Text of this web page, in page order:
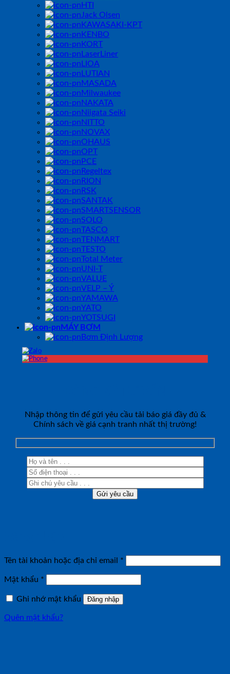
HTI
Jack Olsen
KAWASAKI-KPT
KENBO
KORT
LaserLiner
LIOA
LUTIAN
MASADA
Milwaukee
NAKATA
Niigata Seiki
NITTO
NOVAX
OHAUS
OPT
PCE
Regeltex
RION
RSK
SANTAK
SMARTSENSOR
SOLO
TASCO
TENMART
TESTO
Total Meter
UNI-T
VALUE
VELP – Ý
YAMAWA
YATO
YOTSUGI
MÁY BƠM
Bơm Định Lượng
Nhập thông tin để gửi yêu cầu tải báo giá đầy đủ &
Chính sách về giá cạnh tranh nhất thị trường!
Tên tài khoản hoặc địa chỉ email *
Mật khẩu *
Ghi nhớ mật khẩu
Đăng nhập
Quên mật khẩu?